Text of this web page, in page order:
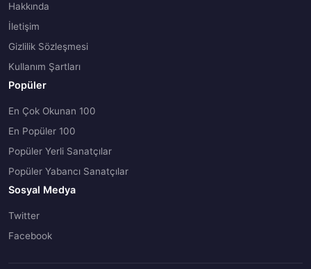
Hakkında
İletişim
Gizlilik Sözleşmesi
Kullanım Şartları
Popüler
En Çok Okunan 100
En Popüler 100
Popüler Yerli Sanatçılar
Popüler Yabancı Sanatçılar
Sosyal Medya
Twitter
Facebook